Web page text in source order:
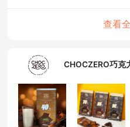
查看
CHOCZERO巧克